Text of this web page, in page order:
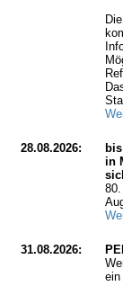
28.08.2026:
bis
in
31.08.2026: